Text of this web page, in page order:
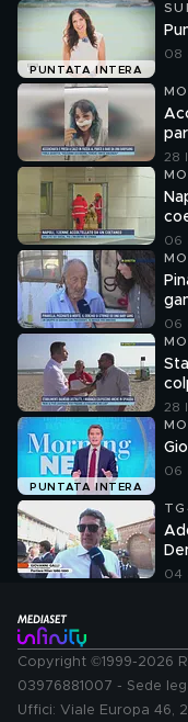
PUNTATA INTERA
08
28
06
06
28
PUNTATA INTERA
06
04
Copyright ©1999-2026
03976881007 - Sede
Uffici: Viale Europa 46,